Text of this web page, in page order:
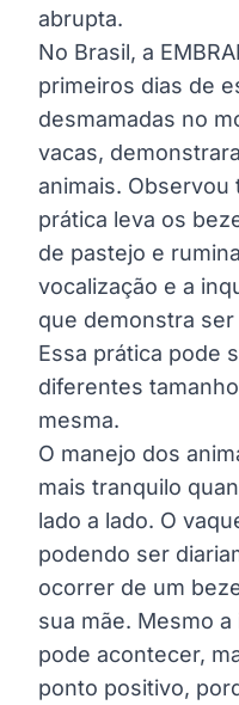
abrupta.
No Brasil, a
primeiros dias de
desmamadas no
vacas,
animais. Observou
prática leva os
de pastejo e
vocalização e a
que demonstra
Essa prática pode
diferentes
mesma.
O manejo dos
mais tranquilo
lado a lado. O
podendo ser
ocorrer de um
sua mãe. Mesmo
pode acontecer,
ponto positivo,